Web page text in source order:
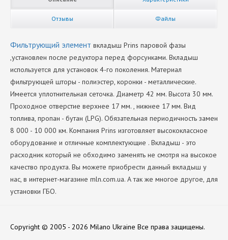
Отзывы Файлы
Фильтрующий элемент вкладыш Prins паровой фазы
,установлен после редуктора перед форсунками. Вкладыш
используется для установок 4-го поколения. Материал
фильтрующей шторы - полиэстер, коронки - металлические.
Имеется уплотнительная сеточка. Диаметр 42 мм. Высота 30 мм.
Проходное отверстие верхнее 17 мм. , нижнее 17 мм. Вид
топлива, пропан - бутан (LPG). Обязательная периодичность замен
8 000 - 10 000 км. Компания Prins изготовляет высококлассное
оборудование и отличные комплектующие . Вкладыш - это
расходник который не обходимо заменять не смотря на высокое
качество продукта. Вы можете приобрести данный вкладыш у
нас, в интернет-магазине mln.com.ua. А так же многое другое, для
установки ГБО.
Copyright © 2005 - 2026 Milano Ukraine Все права защищены.